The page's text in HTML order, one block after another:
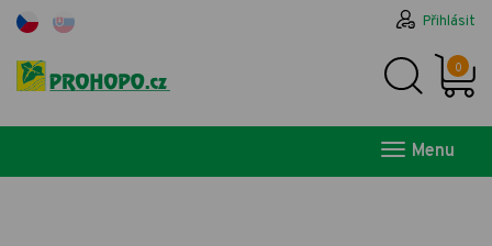
Přihlásit
0
Menu